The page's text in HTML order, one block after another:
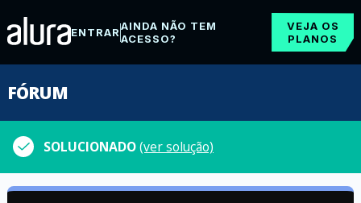
ENTRARAINDA NÃO TEM
ACESSO?
VEJA OS
PLANOS
FÓRUM
SOLUCIONADO(ver solução)